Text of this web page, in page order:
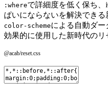
:whereで詳細度を低く保ち、
ぱいにならないを解決できる
color-schemeによる自動ダー
効果的に使用した新時代のリ
@acab/reset.css